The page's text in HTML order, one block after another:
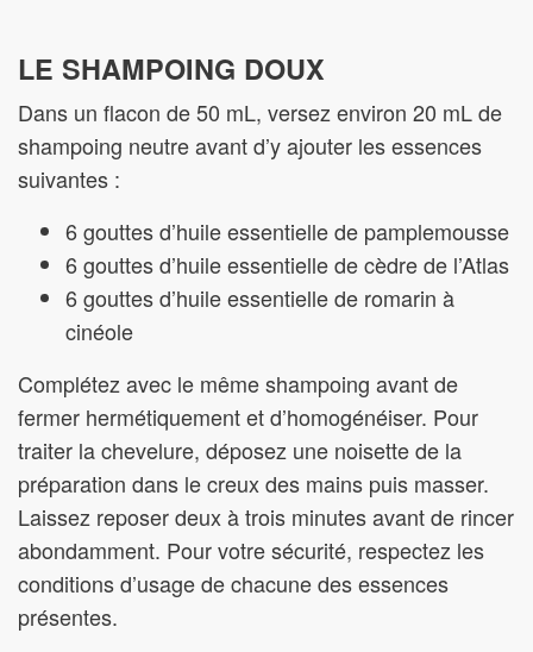
LE SHAMPOING DOUX
Dans un flacon de 50 mL, versez environ 20 mL de
shampoing neutre avant d’y ajouter les essences
suivantes :
6 gouttes d’huile essentielle de pamplemousse
6 gouttes d’huile essentielle de cèdre de l’Atlas
6 gouttes d’huile essentielle de romarin à
cinéole
Complétez avec le même shampoing avant de
fermer hermétiquement et d’homogénéiser. Pour
traiter la chevelure, déposez une noisette de la
préparation dans le creux des mains puis masser.
Laissez reposer deux à trois minutes avant de rincer
abondamment. Pour votre sécurité, respectez les
conditions d’usage de chacune des essences
présentes.